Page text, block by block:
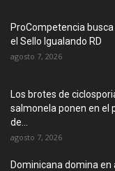
ProCompetencia
el Sello Igualando RD
agosto 7, 2026
Los brotes de
salmonela ponen en el
de...
agosto 7, 2026
Dominicana domina